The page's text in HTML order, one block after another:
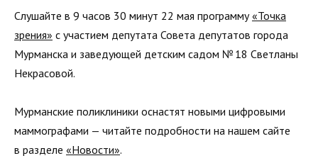
Слушайте в 9 часов 30 минут 22 мая программу«Точка
зрения» с участием депутата Совета депутатов города
Мурманска и заведующей детским садом № 18 Светланы
Некрасовой.
Мурманские поликлиники оснастят новыми цифровыми
маммографами — читайте подробности на нашем сайте
в разделе «Новости».